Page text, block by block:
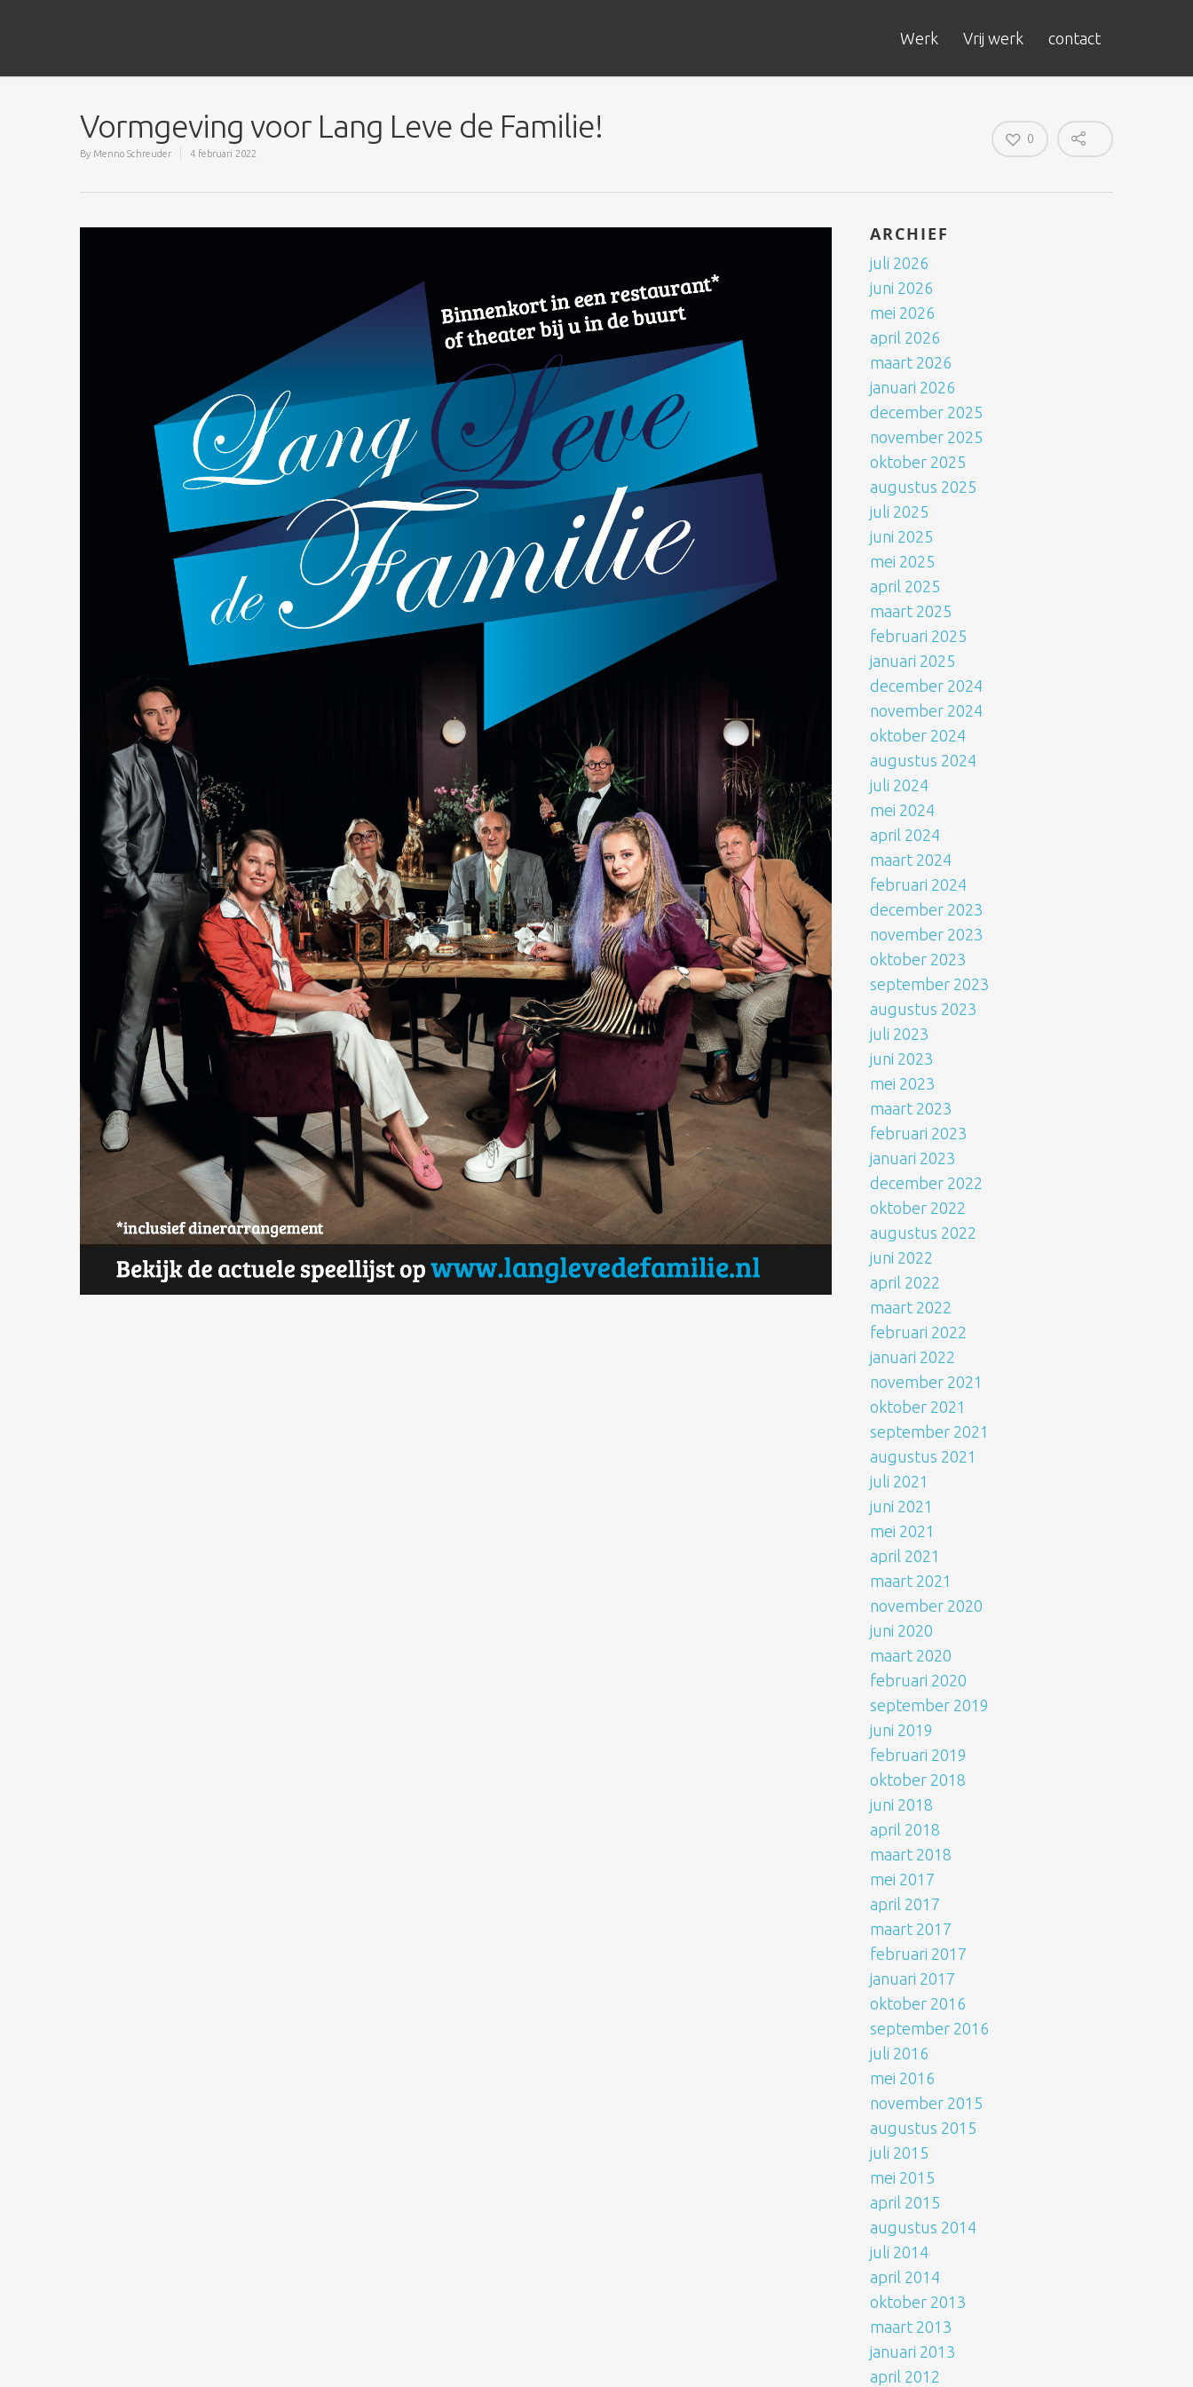
Werk Vrij werk contact
Vormgeving voor Lang Leve de Familie!
By Menno Schreuder 4 februari 2022
0
ARCHIEF
juli 2026
juni 2026
mei 2026
april 2026
maart 2026
januari 2026
december 2025
november 2025
oktober 2025
augustus 2025
juli 2025
juni 2025
mei 2025
april 2025
maart 2025
februari 2025
januari 2025
december 2024
november 2024
oktober 2024
augustus 2024
juli 2024
mei 2024
april 2024
maart 2024
februari 2024
december 2023
november 2023
oktober 2023
september 2023
augustus 2023
juli 2023
juni 2023
mei 2023
maart 2023
februari 2023
januari 2023
december 2022
oktober 2022
augustus 2022
juni 2022
april 2022
maart 2022
februari 2022
januari 2022
november 2021
oktober 2021
september 2021
augustus 2021
juli 2021
juni 2021
mei 2021
april 2021
maart 2021
november 2020
juni 2020
maart 2020
februari 2020
september 2019
juni 2019
februari 2019
oktober 2018
juni 2018
april 2018
maart 2018
mei 2017
april 2017
maart 2017
februari 2017
januari 2017
oktober 2016
september 2016
juli 2016
mei 2016
november 2015
augustus 2015
juli 2015
mei 2015
april 2015
augustus 2014
juli 2014
april 2014
oktober 2013
maart 2013
januari 2013
april 2012